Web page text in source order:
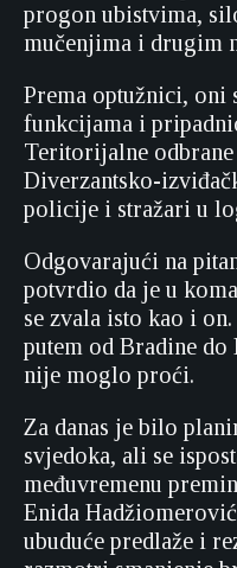
progon ubistvima,
mučenjima i drugim
Prema optužnici, oni
funkcijama i
Teritorijalne
Diverzantsko-
policije i stražari u
Odgovarajući na
potvrdio da je u
se zvala isto kao i
putem od Bradine
nije moglo proći.
Za danas je bilo
svjedoka, ali se
međuvremenu
Enida
ubuduće predlaže i